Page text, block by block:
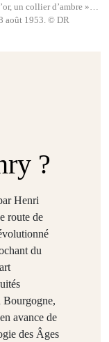
un collier d’ambre »…
août 1953. © DR
?
Henri
route de
du
Bourgogne,
avance de
des Âges